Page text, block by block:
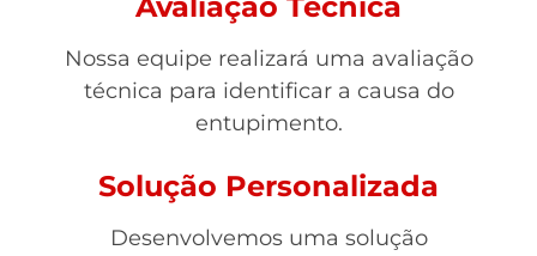
Nossa equipe realizará uma avaliação
técnica para identificar a causa do
entupimento.
Solução Personalizada
Desenvolvemos uma solução